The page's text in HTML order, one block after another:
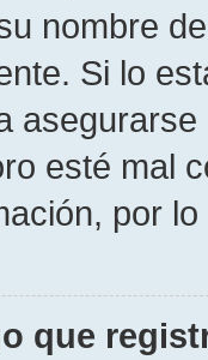
nombre
Si lo
esté mal
por
que